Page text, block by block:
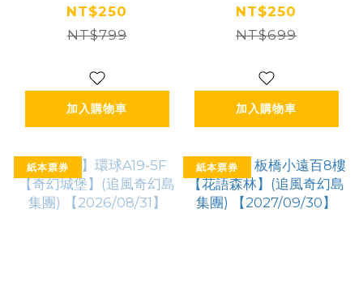
球】(追風奇幻島
集團)
NT$250
NT$799
加入購物車
園】(追風奇幻島
集團)
NT$250
NT$699
加入購物車
紙本票券 紙本票券